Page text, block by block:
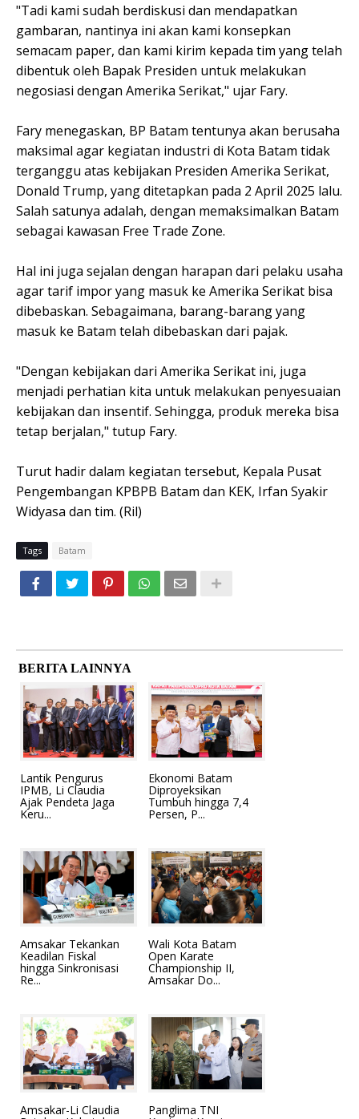
"Tadi kami sudah berdiskusi dan mendapatkan
gambaran, nantinya ini akan kami konsepkan
semacam paper, dan kami kirim kepada tim yang telah
dibentuk oleh Bapak Presiden untuk melakukan
negosiasi dengan Amerika Serikat," ujar Fary.
Fary menegaskan, BP Batam tentunya akan berusaha
maksimal agar kegiatan industri di Kota Batam tidak
terganggu atas kebijakan Presiden Amerika Serikat,
Donald Trump, yang ditetapkan pada 2 April 2025 lalu.
Salah satunya adalah, dengan memaksimalkan Batam
sebagai kawasan Free Trade Zone.
Hal ini juga sejalan dengan harapan dari pelaku usaha
agar tarif impor yang masuk ke Amerika Serikat bisa
dibebaskan. Sebagaimana, barang-barang yang
masuk ke Batam telah dibebaskan dari pajak.
"Dengan kebijakan dari Amerika Serikat ini, juga
menjadi perhatian kita untuk melakukan penyesuaian
kebijakan dan insentif. Sehingga, produk mereka bisa
tetap berjalan," tutup Fary.
Turut hadir dalam kegiatan tersebut, Kepala Pusat
Pengembangan KPBPB Batam dan KEK, Irfan Syakir
Widyasa dan tim. (Ril)
Tags Batam
BERITA LAINNYA
Lantik Pengurus
IPMB, Li Claudia
Ajak Pendeta Jaga
Keru...
Ekonomi Batam
Diproyeksikan
Tumbuh hingga 7,4
Persen, P...
Amsakar Tekankan
Keadilan Fiskal
hingga Sinkronisasi
Re...
Wali Kota Batam
Open Karate
Championship II,
Amsakar Do...
Amsakar-Li Claudia Panglima TNI